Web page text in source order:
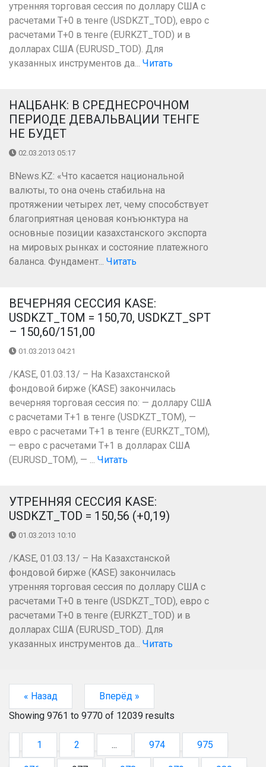
утренняя торговая сессия по доллару США с
расчетами Т+0 в тенге (USDKZT_TOD), евро с
расчетами T+0 в тенге (EURKZT_TOD) и в
долларах США (EURUSD_TOD). Для
указанных инструментов да... Читать
НАЦБАНК: В СРЕДНЕСРОЧНОМ
ПЕРИОДЕ ДЕВАЛЬВАЦИИ ТЕНГЕ
НЕ БУДЕТ
02.03.2013 05:17
BNews.KZ: «Что касается национальной
валюты, то она очень стабильна на
протяжении четырех лет, чему способствует
благоприятная ценовая конъюнктура на
основные позиции казахстанского экспорта
на мировых рынках и состояние платежного
баланса. Фундамент... Читать
ВЕЧЕРНЯЯ СЕССИЯ KASE:
USDKZT_TOM = 150,70, USDKZT_SPT
– 150,60/151,00
01.03.2013 04:21
/KASE, 01.03.13/ – На Казахстанской
фондовой бирже (KASE) закончилась
вечерняя торговая сессия по: — доллару США
с расчетами Т+1 в тенге (USDKZT_TOM), —
евро с расчетами Т+1 в тенге (EURKZT_TOM),
— евро с расчетами Т+1 в долларах США
(EURUSD_TOM), — ... Читать
УТРЕННЯЯ СЕССИЯ KASE:
USDKZT_TOD = 150,56 (+0,19)
01.03.2013 10:10
/KASE, 01.03.13/ – На Казахстанской
фондовой бирже (KASE) закончилась
утренняя торговая сессия по доллару США с
расчетами Т+0 в тенге (USDKZT_TOD), евро с
расчетами T+0 в тенге (EURKZT_TOD) и в
долларах США (EURUSD_TOD). Для
указанных инструментов да... Читать
« Назад
Вперёд »
Showing 9761 to 9770 of 12039 results
1 2 ... 974 975